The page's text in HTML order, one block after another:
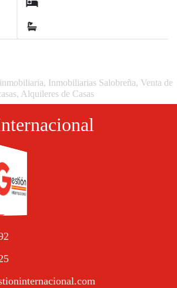
Inmobiliarias Salobreña, Venta de
Alquileres de Casas